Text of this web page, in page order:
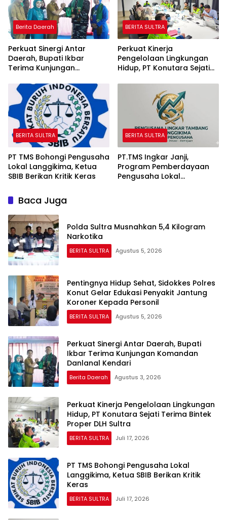
Berita Daerah
Perkuat Sinergi Antar
Daerah, Bupati Ikbar
Terima Kunjungan
Kendari
BERITA SULTRA
Perkuat Kinerja
Pengelolaan Lingkungan
Hidup, PT Konutara Sejati
Sultra
BERITA SULTRA
PT TMS Bohongi Pengusaha
Lokal Langgikima, Ketua
SBIB Berikan Kritik Keras
BERITA SULTRA
PT.TMS Ingkar Janji,
Program Pemberdayaan
Pengusaha Lokal
Baca Juga
Polda Sultra Musnahkan 5,4 Kilogram
Narkotika
BERITA SULTRA Agustus 5, 2026
Pentingnya Hidup Sehat, Sidokkes Polres
Konut Gelar Edukasi Penyakit Jantung
Koroner Kepada Personil
BERITA SULTRA Agustus 5, 2026
Perkuat Sinergi Antar Daerah, Bupati
Ikbar Terima Kunjungan Komandan
Danlanal Kendari
Berita Daerah Agustus 3, 2026
Perkuat Kinerja Pengelolaan Lingkungan
Hidup, PT Konutara Sejati Terima Bintek
Proper DLH Sultra
BERITA SULTRA Juli 17, 2026
PT TMS Bohongi Pengusaha Lokal
Langgikima, Ketua SBIB Berikan Kritik
Keras
BERITA SULTRA Juli 17, 2026